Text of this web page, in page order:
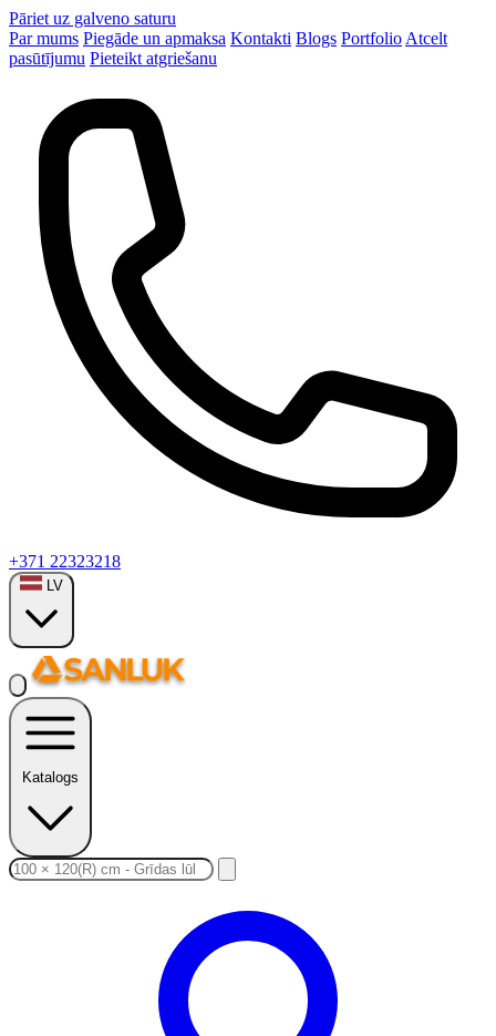
Pāriet uz galveno saturu
Par mums Piegāde un apmaksa Kontakti Blogs Portfolio Atcelt
pasūtījumu Pieteikt atgriešanu
+371 22323218
LV
Katalogs